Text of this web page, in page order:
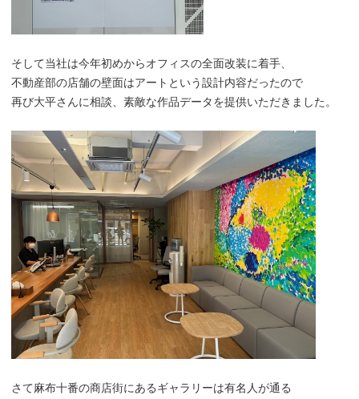
そして当社は今年初めからオフィスの全面改装に着手、
不動産部の店舗の壁面はアートという設計内容だったので
再び大平さんに相談、素敵な作品データを提供いただきました。
さて麻布十番の商店街にあるギャラリーは有名人が通る